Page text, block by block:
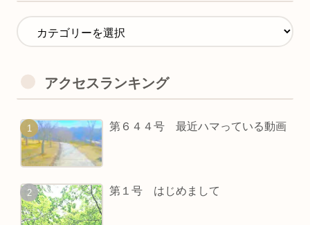
アクセスランキング
第６４４号 最近ハマっている動画
第１号 はじめまして